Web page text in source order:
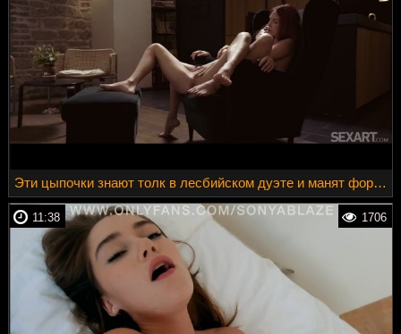
Эти цыпочки знают толк в лесбийском дуэте и манят формами
1706
11:38